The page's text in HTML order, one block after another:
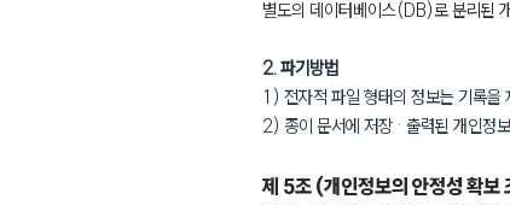
별도의 데이터베이스(DB)로 분리된
2. 파기방법
1) 전자적 파일 형태의 정보는 기록을
2) 종이 문서에 저장 · 출력된 개인정
제 5조 (개인정보의 안정성 확보